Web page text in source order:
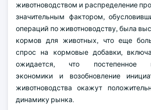
животноводством и распределение
значительным фактором,
операций по животноводству, была
кормов для животных, что еще
спрос на кормовые добавки,
ожидается, что постепенное
экономики и возобновление
животноводства окажут
динамику рынка.